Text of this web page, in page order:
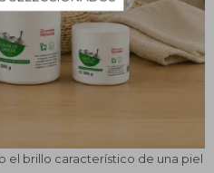
y el afeitado diario.
nos ayudara a incorporar
activar el proceso de
piel son alimentadas de
el brillo característico de una piel